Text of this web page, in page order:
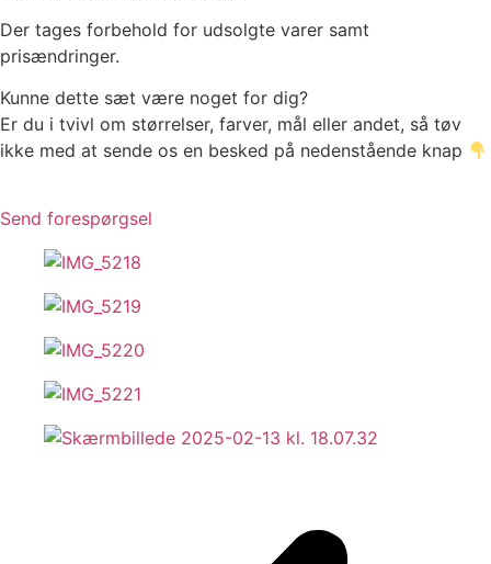
Der tages forbehold for udsolgte varer samt
prisændringer.
Kunne dette sæt være noget for dig?
Er du i tvivl om størrelser, farver, mål eller andet, så tøv
ikke med at sende os en besked på nedenstående knap
Send forespørgsel